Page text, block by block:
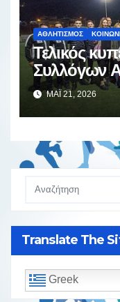
ΑΘΛΗΤΙΣΜΌΣ
Τελικός
Συλλόγων
ΜΆΙ 21, 2026
Translate The
Greek